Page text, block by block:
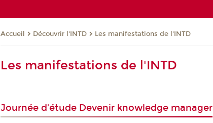
Accueil Découvrir l'INTD Les manifestations de l'INTD
Les manifestations de l'INTD
Journée d'étude Devenir knowledge manager